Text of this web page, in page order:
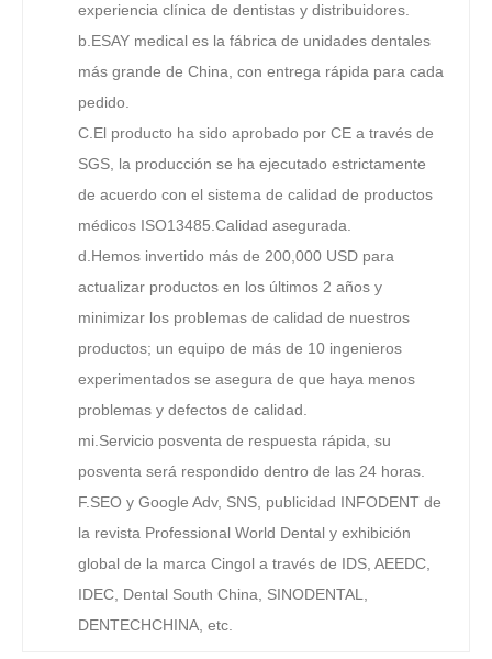
experiencia clínica de dentistas y distribuidores.
b.ESAY medical es la fábrica de unidades dentales
más grande de China, con entrega rápida para cada
pedido.
C.El producto ha sido aprobado por CE a través de
SGS, la producción se ha ejecutado estrictamente
de acuerdo con el sistema de calidad de productos
médicos ISO13485.Calidad asegurada.
d.Hemos invertido más de 200,000 USD para
actualizar productos en los últimos 2 años y
minimizar los problemas de calidad de nuestros
productos; un equipo de más de 10 ingenieros
experimentados se asegura de que haya menos
problemas y defectos de calidad.
mi.Servicio posventa de respuesta rápida, su
posventa será respondido dentro de las 24 horas.
F.SEO y Google Adv, SNS, publicidad INFODENT de
la revista Professional World Dental y exhibición
global de la marca Cingol a través de IDS, AEEDC,
IDEC, Dental South China, SINODENTAL,
DENTECHCHINA, etc.